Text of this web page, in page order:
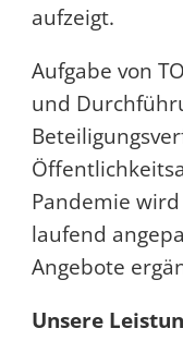
aufzeigt.
Aufgabe von
und
Pandemie
laufend
Angebote
Unsere